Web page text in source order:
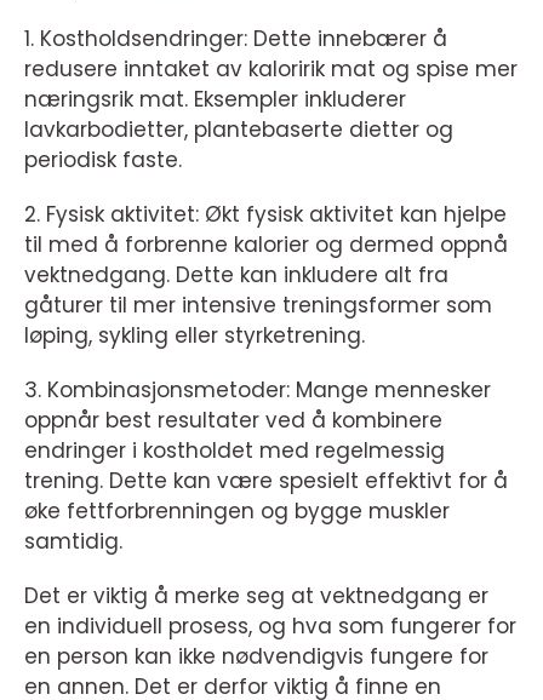
1. Kostholdsendringer: Dette innebærer å
redusere inntaket av kaloririk mat og spise mer
næringsrik mat. Eksempler inkluderer
lavkarbodietter, plantebaserte dietter og
periodisk faste.
2. Fysisk aktivitet: Økt fysisk aktivitet kan hjelpe
til med å forbrenne kalorier og dermed oppnå
vektnedgang. Dette kan inkludere alt fra
gåturer til mer intensive treningsformer som
løping, sykling eller styrketrening.
3. Kombinasjonsmetoder: Mange mennesker
oppnår best resultater ved å kombinere
endringer i kostholdet med regelmessig
trening. Dette kan være spesielt effektivt for å
øke fettforbrenningen og bygge muskler
samtidig.
Det er viktig å merke seg at vektnedgang er
en individuell prosess, og hva som fungerer for
en person kan ikke nødvendigvis fungere for
en annen. Det er derfor viktig å finne en